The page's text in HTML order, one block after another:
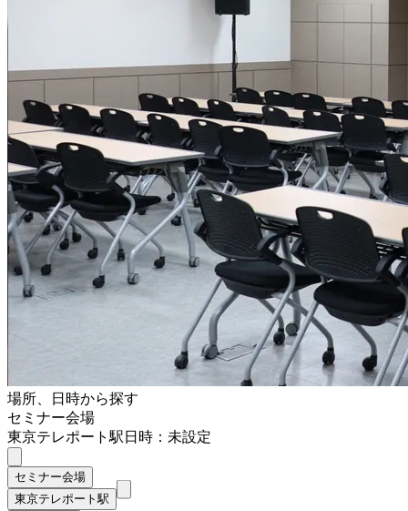
場所、日時から探す
セミナー会場
東京テレポート駅日時：未設定
セミナー会場
東京テレポート駅